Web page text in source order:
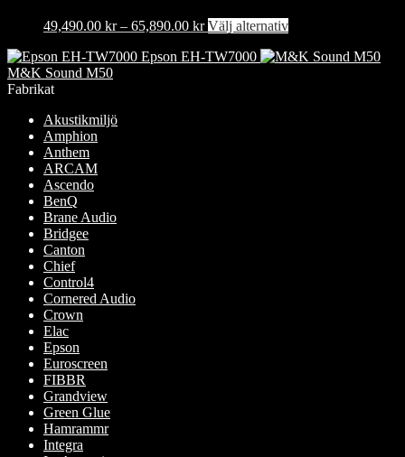
olika
alternativen
kan
49,490.00 kr – 65,890.00 krPrisintervall:
till
Välj alternativDen
produkten
Epson EH-TW7000
M&K Sound M50
Fabrikat
Akustikmiljö
Amphion
Anthem
ARCAM
Ascendo
BenQ
Brane Audio
Bridgee
Canton
Chief
Control4
Cornered Audio
Crown
Elac
Epson
Euroscreen
FIBBR
Grandview
Green Glue
Hamrammr
Integra